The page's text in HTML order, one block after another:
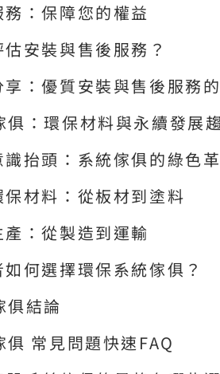
務：保障您的權益
安裝與售後服務？
享：優質安裝與售後服務
俱：環保材料與永續發展
抬頭：系統傢俱的綠色
保材料：從板材到塗料
產：從製造到運輸
何選擇環保系統傢俱？
俱結論
俱 常見問題快速FAQ